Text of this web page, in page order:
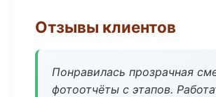
Отзывы клиентов
Понравилась прозрачная
фотоотчёты с этапов.